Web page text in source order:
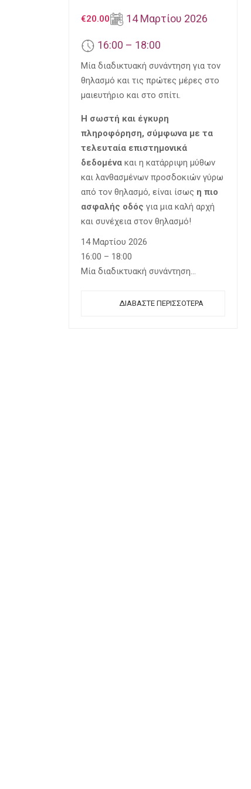
€20.00 14 Μαρτίου 2026
16:00 – 18:00
Μία διαδικτυακή συνάντηση για τον
θηλασμό και τις πρώτες μέρες στο
μαιευτήριο και στο σπίτι.
Η σωστή και έγκυρη
πληροφόρηση, σύμφωνα με τα
τελευταία επιστημονικά
δεδομένα και η κατάρριψη μύθων
και λανθασμένων προσδοκιών γύρω
από τον θηλασμό, είναι ίσως η πιο
ασφαλής οδός για μια καλή αρχή
και συνέχεια στον θηλασμό!
14 Μαρτίου 2026
16:00 – 18:00
Μία διαδικτυακή συνάντηση…
ΔΙΑΒΆΣΤΕ ΠΕΡΙΣΣΌΤΕΡΑ